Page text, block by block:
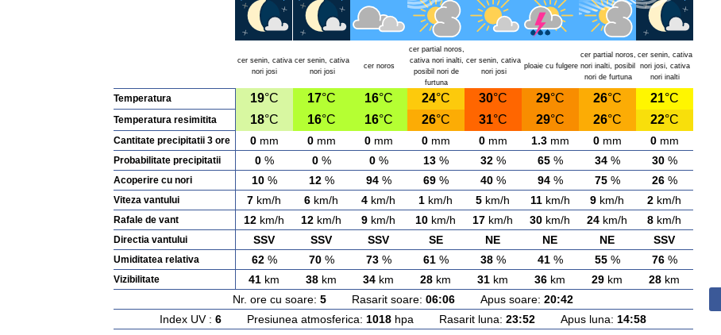
cer senin, cativa
nori josi
cer senin, cativa
nori josi
cer noros
cer partial noros,
cativa nori inalti,
posibil nori de
furtuna
cer senin, cativa
nori josi
ploaie cu fulgere
cer partial noros,
nori inalti, posibil
nori de furtuna
cer senin, cativa
nori josi, cativa
nori inalti
Temperatura 19°C 17°C 16°C 24°C 30°C 29°C 26°C 21°C
Temperatura resimitita 18°C 16°C 16°C 26°C 31°C 29°C 26°C 22°C
Cantitate precipitatii 3 ore 0mm 0mm 0mm 0mm 0mm 1.3mm 0mm 0mm
Probabilitate precipitatii 0% 0% 0% 13% 32% 65% 34% 30%
Acoperire cu nori 10% 12% 94% 69% 40% 94% 75% 26%
Viteza vantului 7 km/h 6 km/h 4 km/h 1 km/h 5 km/h 11km/h 9 km/h 2 km/h
Rafale de vant 12 km/h 12 km/h 9 km/h 10 km/h 17 km/h 30 km/h 24 km/h 8 km/h
Directia vantului SSV SSV SSV SE NE NE NE SSV
Umiditatea relativa 62% 70% 73% 61% 38% 41% 55% 76%
Vizibilitate 41 km 38 km 34 km 28 km 31 km 36 km 29 km 28 km
Nr. ore cu soare: 5 Rasarit soare: 06:06 Apus soare: 20:42
Index UV : 6 Presiunea atmosferica: 1018 hpa Rasarit luna: 23:52 Apus luna: 14:58